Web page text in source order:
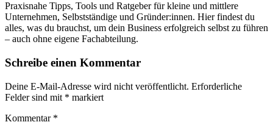
Praxisnahe Tipps, Tools und Ratgeber für kleine und mittlere
Unternehmen, Selbstständige und Gründer:innen. Hier findest du
alles, was du brauchst, um dein Business erfolgreich selbst zu führen
– auch ohne eigene Fachabteilung.
Schreibe einen Kommentar
Deine E-Mail-Adresse wird nicht veröffentlicht. Erforderliche
Felder sind mit * markiert
Kommentar *